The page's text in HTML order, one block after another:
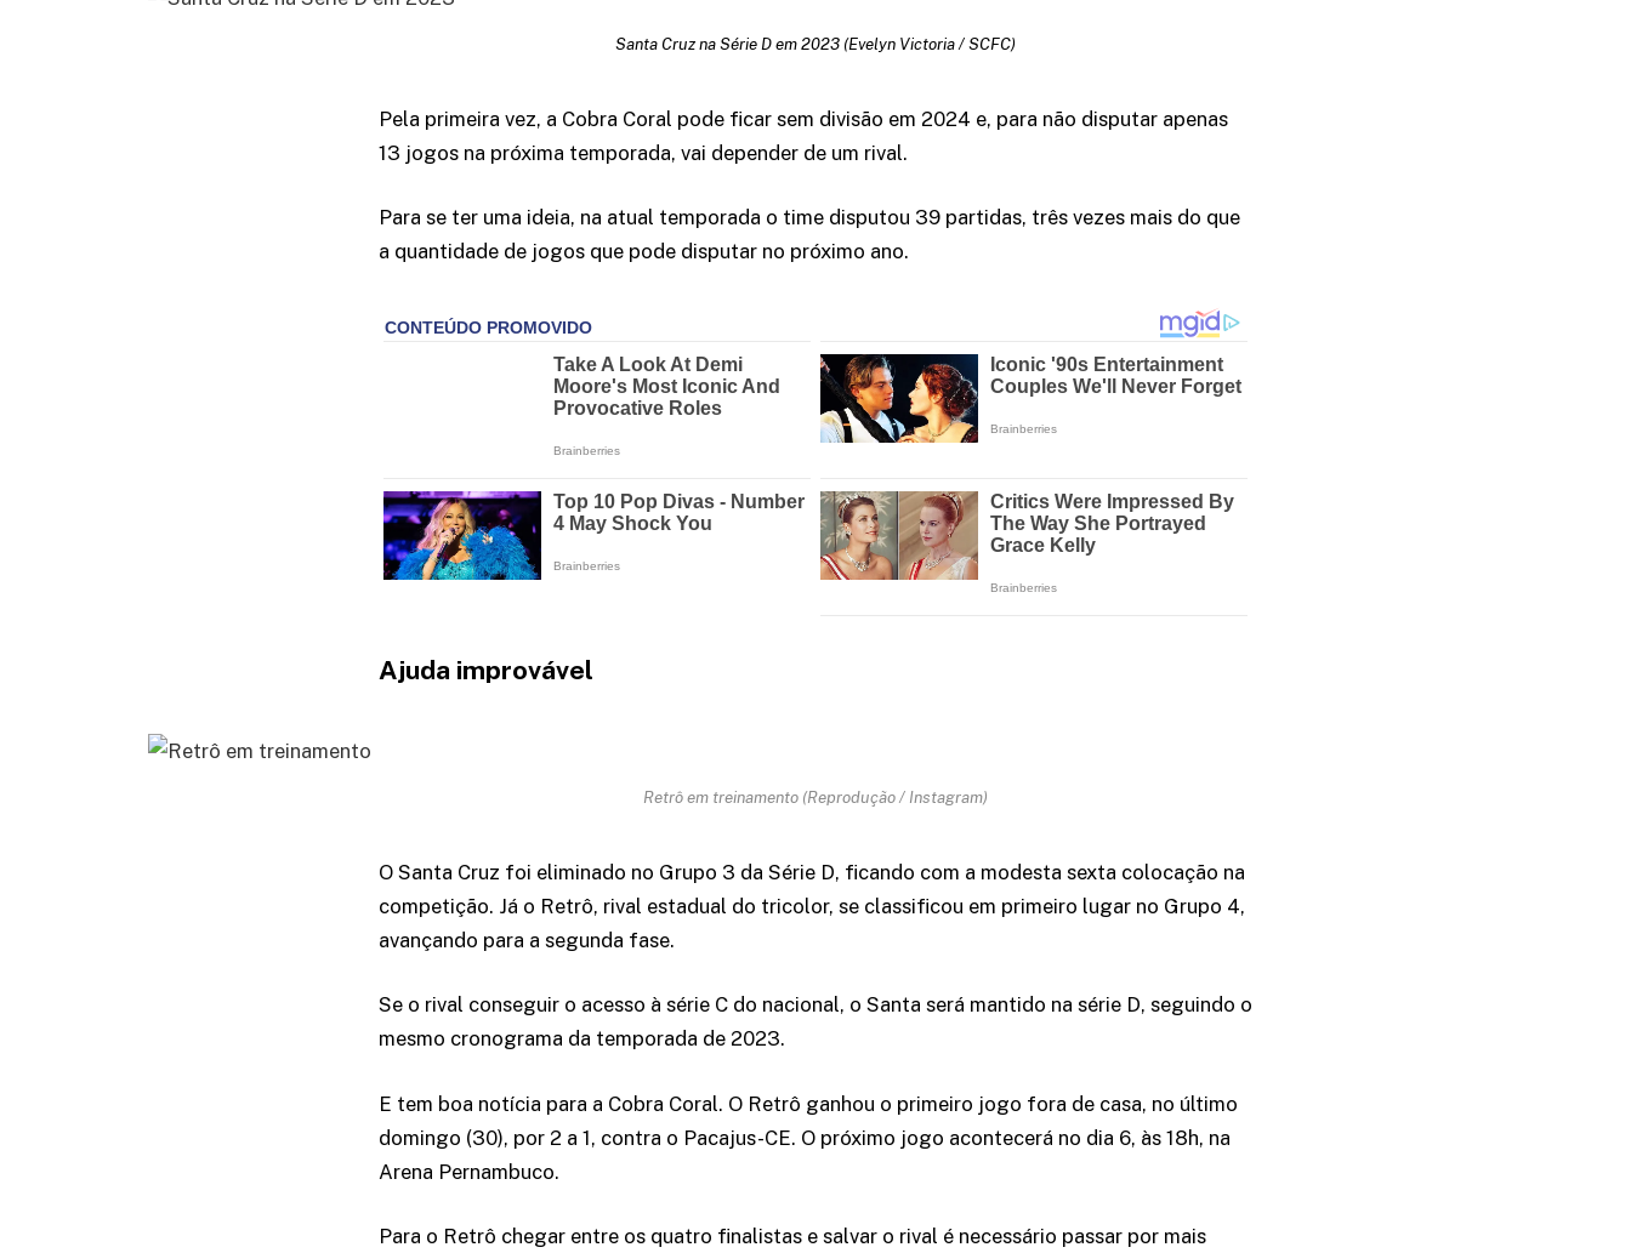
Santa Cruz na Série D em 2023 (Evelyn Victoria / SCFC)
Pela primeira vez, a Cobra Coral pode ficar sem divisão em 2024 e, para não disputar apenas
13 jogos na próxima temporada, vai depender de um rival.
Para se ter uma ideia, na atual temporada o time disputou 39 partidas, três vezes mais do que
a quantidade de jogos que pode disputar no próximo ano.
Ajuda improvável
Retrô em treinamento (Reprodução / Instagram)
O Santa Cruz foi eliminado no Grupo 3 da Série D, ficando com a modesta sexta colocação na
competição. Já o Retrô, rival estadual do tricolor, se classificou em primeiro lugar no Grupo 4,
avançando para a segunda fase.
Se o rival conseguir o acesso à série C do nacional, o Santa será mantido na série D, seguindo o
mesmo cronograma da temporada de 2023.
E tem boa notícia para a Cobra Coral. O Retrô ganhou o primeiro jogo fora de casa, no último
domingo (30), por 2 a 1, contra o Pacajus-CE. O próximo jogo acontecerá no dia 6, às 18h, na
Arena Pernambuco.
Para o Retrô chegar entre os quatro finalistas e salvar o rival é necessário passar por mais